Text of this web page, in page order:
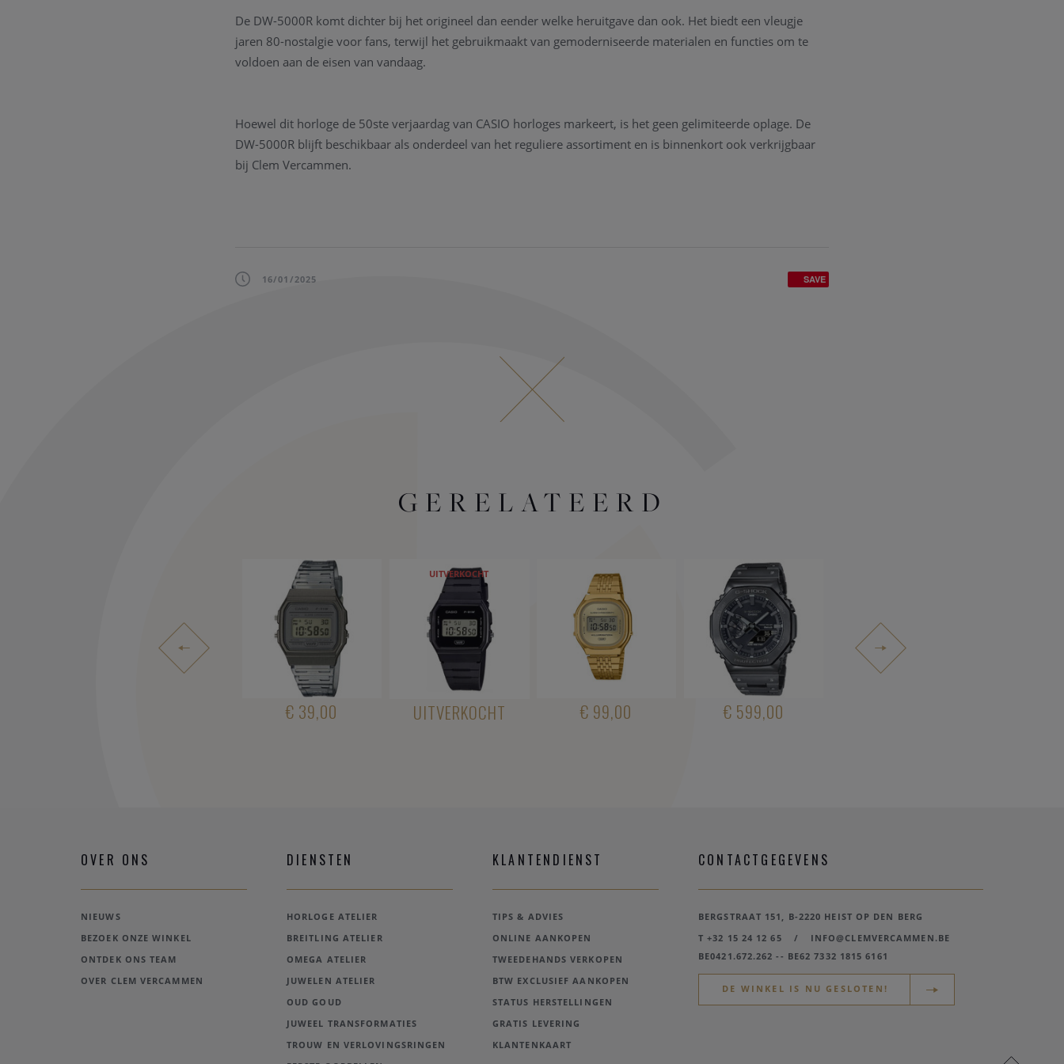
De DW-5000R komt dichter bij het origineel dan eender welke heruitgave dan ook. Het biedt een vleugje
jaren 80-nostalgie voor fans, terwijl het gebruikmaakt van gemoderniseerde materialen en functies om te
voldoen aan de eisen van vandaag.
Hoewel dit horloge de 50ste verjaardag van CASIO horloges markeert, is het geen gelimiteerde oplage. De
DW-5000R blijft beschikbaar als onderdeel van het reguliere assortiment en is binnenkort ook verkrijgbaar
bij Clem Vercammen.
16/01/2025 SAVE
GERELATEERD
€ 39,00
UITVERKOCHT
UITVERKOCHT € 99,00 € 599,00
OVER ONS
NIEUWS
BEZOEK ONZE WINKEL
ONTDEK ONS TEAM
OVER CLEM VERCAMMEN
DIENSTEN
HORLOGE ATELIER
BREITLING ATELIER
OMEGA ATELIER
JUWELEN ATELIER
OUD GOUD
JUWEEL TRANSFORMATIES
TROUW EN VERLOVINGSRINGEN
KLANTENDIENST
TIPS & ADVIES
ONLINE AANKOPEN
TWEEDEHANDS VERKOPEN
BTW EXCLUSIEF AANKOPEN
STATUS HERSTELLINGEN
GRATIS LEVERING
KLANTENKAART
CONTACTGEGEVENS
BERGSTRAAT 151, B-2220 HEIST OP DEN BERG
T +32 15 24 12 65
/
INFO@CLEMVERCAMMEN.BE
BE0421.672.262 -- BE62 7332 1815 6161
DE WINKEL IS NU GESLOTEN!